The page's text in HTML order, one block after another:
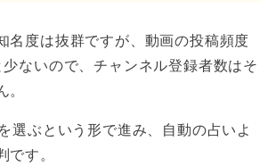
名度は抜群ですが、動画の投稿頻度
ないので、チャンネル登録者数はそ
。
選ぶという形で進み、自動の占いよ
です。